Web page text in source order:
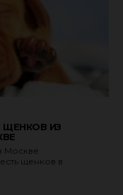
ИЗ
Москве
щенков в